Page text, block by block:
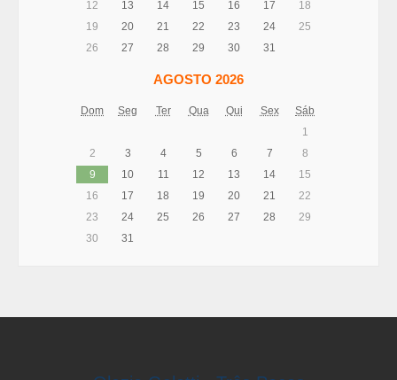
12
13 14 15 16 17
18
19
20 21 22 23 24
25
26
27 28 29 30 31
AGOSTO 2026
Dom Seg Ter Qua Qui Sex
Sáb
1
2
3 4 5 6 7
8
9
10 11 12 13 14
15
16
17 18 19 20 21
22
23
24 25 26 27 28
29
30
31